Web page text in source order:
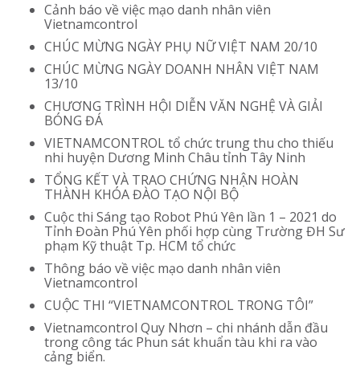
Cảnh báo về việc mạo danh nhân viên
Vietnamcontrol
CHÚC MỪNG NGÀY PHỤ NỮ VIỆT NAM 20/10
CHÚC MỪNG NGÀY DOANH NHÂN VIỆT NAM
13/10
CHƯƠNG TRÌNH HỘI DIỄN VĂN NGHỆ VÀ GIẢI
BÓNG ĐÁ
VIETNAMCONTROL tổ chức trung thu cho thiếu
nhi huyện Dương Minh Châu tỉnh Tây Ninh
TỔNG KẾT VÀ TRAO CHỨNG NHẬN HOÀN
THÀNH KHÓA ĐÀO TẠO NỘI BỘ
Cuộc thi Sáng tạo Robot Phú Yên lần 1 – 2021 do
Tỉnh Đoàn Phú Yên phối hợp cùng Trường ĐH Sư
phạm Kỹ thuật Tp. HCM tổ chức
Thông báo về việc mạo danh nhân viên
Vietnamcontrol
CUỘC THI “VIETNAMCONTROL TRONG TÔI”
Vietnamcontrol Quy Nhơn – chi nhánh dẫn đầu
trong công tác Phun sát khuẩn tàu khi ra vào
cảng biển.